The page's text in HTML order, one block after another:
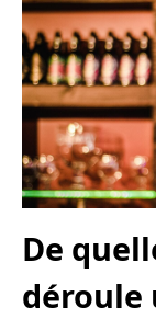
De
déroule